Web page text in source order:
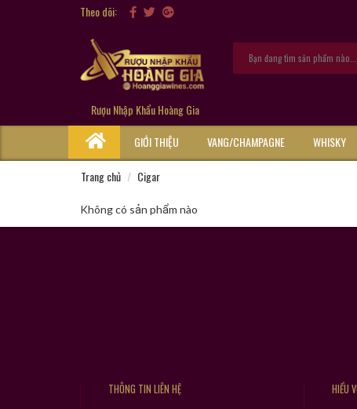
Theo dõi:
Rượu Nhập Khẩu Hoàng Gia
GIỚI THIỆU VANG/CHAMPAGNE WHISKY
Trang chủ Cigar
Không có sản phẩm nào
THÔNG TIN LIÊN HỆ HIỂU